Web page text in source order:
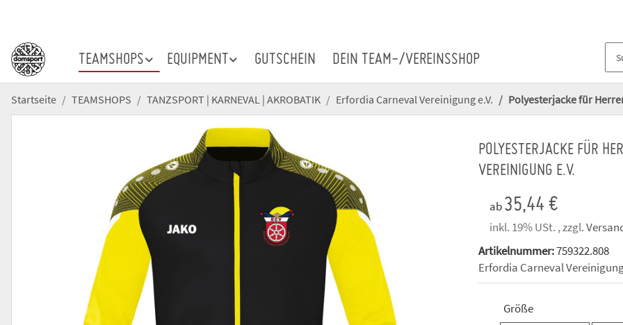
TEAMSHOPS EQUIPMENT GUTSCHEIN DEIN TEAM-/VEREINSSHOP
Startseite TEAMSHOPS TANZSPORT | KARNEVAL | AKROBATIK Erfordia Carneval Vereinigung e.V. Polyesterjacke für
POLYESTERJACKE FÜR
VEREINIGUNG E.V.
ab35,44 €
inkl. 19% USt. , zzgl.
Artikelnummer:759322.808
Erfordia Carneval
Größe